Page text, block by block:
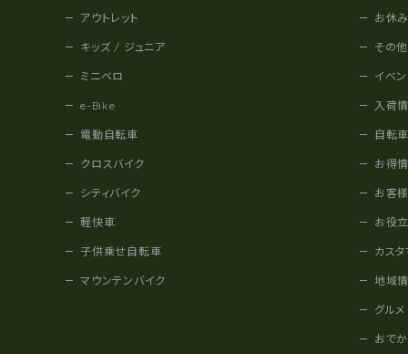
アウトレット
キッズ / ジュニア
ミニベロ
e-Bike
電動自転車
クロスバイク
シティバイク
軽快車
子供乗せ自転車
マウンテンバイク
お休
その
イベン
入荷
自転
お得
お客様
お役
カス
地域
グルメ
おで